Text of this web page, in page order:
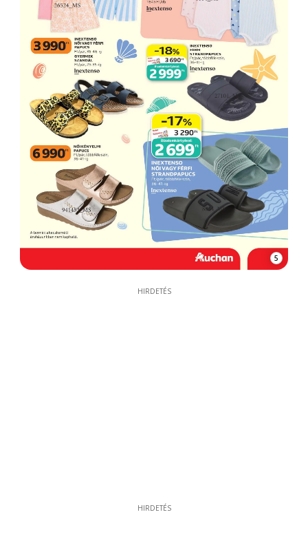
5
HIRDETÉS
HIRDETÉS